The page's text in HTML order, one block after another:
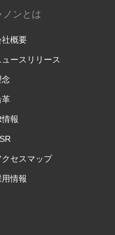
ノンとは
社概要
ュースリリース
念
革
情報
クセスマップ
用情報